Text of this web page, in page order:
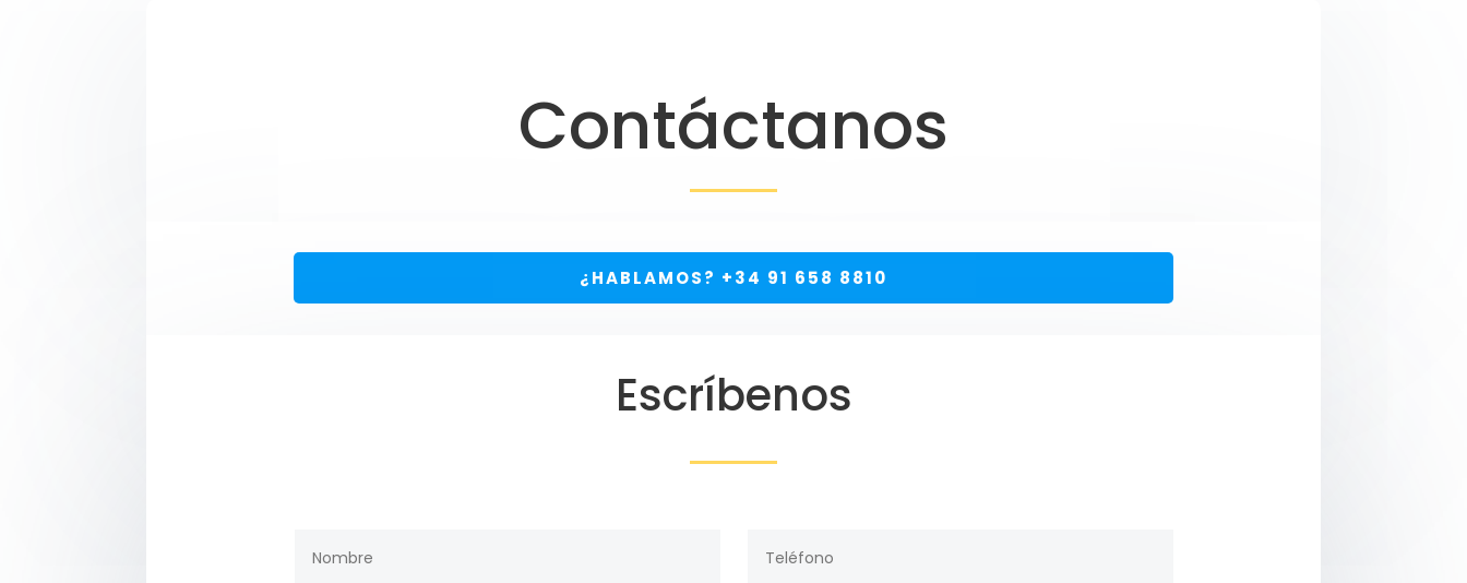
Contáctanos
¿HABLAMOS? +34 91 658 8810
Escríbenos